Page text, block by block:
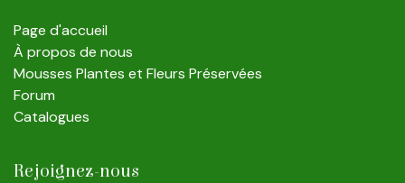
Page d'accueil
À propos de nous
Mousses Plantes et Fleurs Préservées
Forum
Catalogues
Rejoignez-nous